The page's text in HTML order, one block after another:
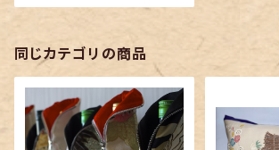
同じカテゴリの商品